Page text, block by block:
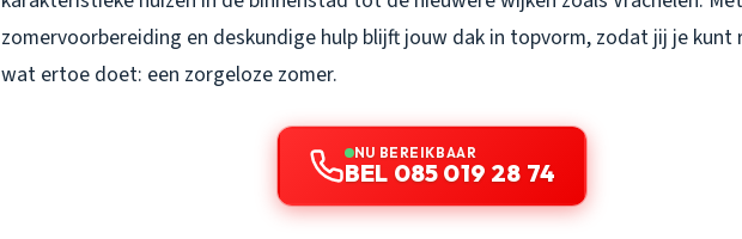
zomervoorbereiding en deskundige hulp blijft jouw dak in topvorm, zodat jij je kunt
wat ertoe doet: een zorgeloze zomer.
NU BEREIKBAAR
BEL 085 019 28 74